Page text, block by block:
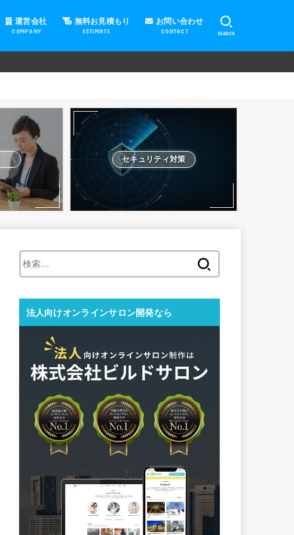
運営会社
COMPANY
無料お見積もり
ESTIMATE
お問い合わせ
CONTACT SEARCH
セキュリティ対策
法人向けオンラインサロン開発なら